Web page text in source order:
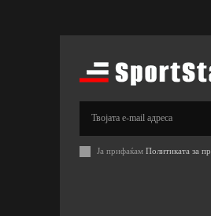
Ја прифаќам Политиката за